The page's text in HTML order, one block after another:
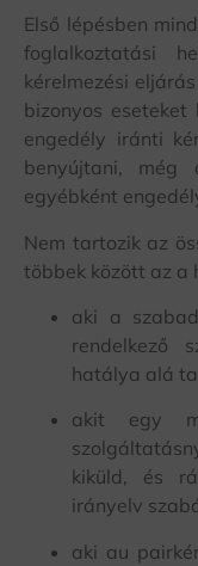
Első lépésben
foglalkoztatási
kérelmezési
bizonyos eseteket
engedély iránti
benyújtani, még
egyébként
Nem tartozik az
többek között az a
aki a
rendelkező
hatálya alá
akit egy
kiküld, és
irányelv
aki au